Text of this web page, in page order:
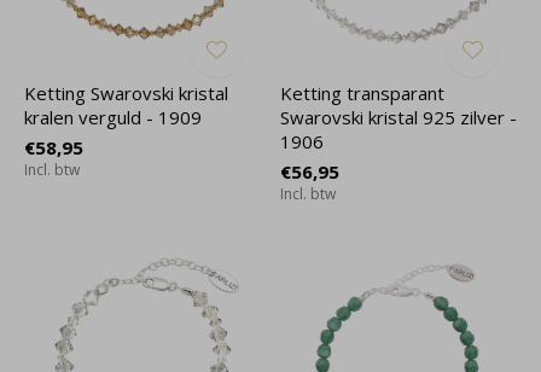
Ketting Swarovski kristal
kralen verguld - 1909
€58,95
Incl. btw
Ketting transparant
Swarovski kristal 925 zilver -
1906
€56,95
Incl. btw